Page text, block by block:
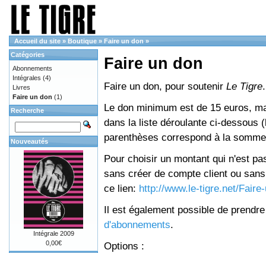
Accueil du site » Boutique » Faire un don »
Faire un don
Faire un don, pour soutenir Le Tigre.
Le don minimum est de 15 euros,
dans la liste déroulante ci-dessous
parenthèses correspond à la
Pour choisir un montant qui n'est
sans créer de compte client ou
ce lien: http://www.le-tigre.net/
Il est également possible de
d'abonnements.
Options :
Catégories
Abonnements
Intégrales (4)
Livres
Faire un don (1)
Recherche
Nouveautés
Intégrale 2009
0,00€